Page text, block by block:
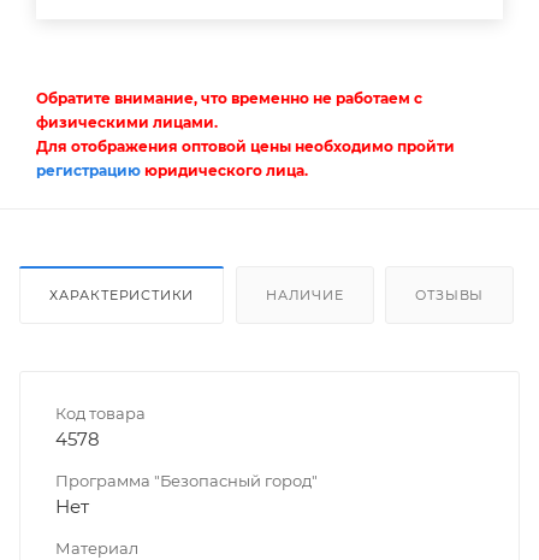
Обратите внимание, что временно не работаем с
физическими лицами.
Для отображения оптовой цены необходимо пройти
регистрацию юридического лица.
ХАРАКТЕРИСТИКИ НАЛИЧИЕ ОТЗЫВЫ
Код товара
4578
Программа "Безопасный город"
Нет
Материал